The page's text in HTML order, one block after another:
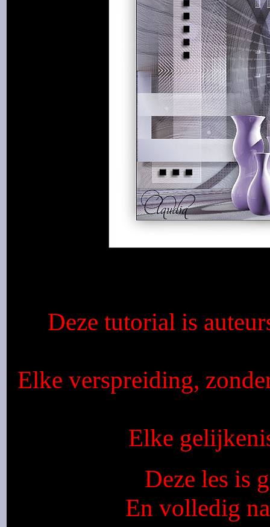
Deze tutorial is
Elke verspreiding,
Elke
Deze les is
En volledig